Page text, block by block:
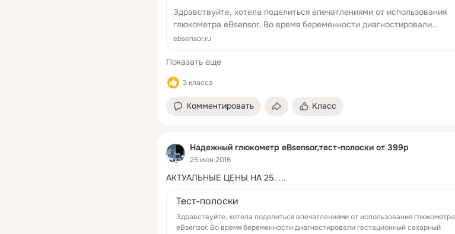
Здравствуйте, хотела поделиться впечатлениями от использования
глюкометра eBsensor. Во время беременности диагностировали
гестационный сахарный диабет. Эндокринолог рекомендовала
ebsensor.ru
Показать еще
3 класса
Комментировать Класс
Надежный глюкометр eBsensor,тест-полоски от 399р
25 июн 2016
АКТУАЛЬНЫЕ ЦЕНЫ НА 25. ...
Тест-полоски
Здравствуйте, хотела поделиться впечатлениями от использования глюкометра
eBsensor. Во время беременности диагностировали гестационный сахарный